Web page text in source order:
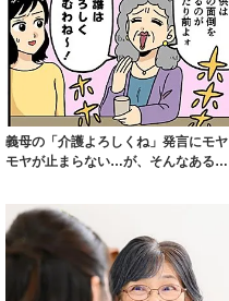
義母の「介護よろしくね」発言にモヤ
モヤが止まらない…が、そんなある